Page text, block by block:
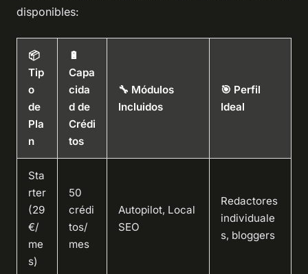
disponibles:
📦
Tip
o
de
Pla
n
🔋
Capa
cida
d de
Crédi
tos
🔧 Módulos
Incluidos
🎯 Perfil
Ideal
Sta
rter
(29
€/
me
s)
50
crédi
tos/
mes
Autopilot, Local
SEO
Redactores
individuale
s, bloggers